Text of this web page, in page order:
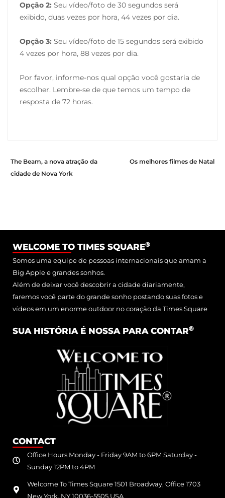
Opção 2: Seu vídeo/foto de 30 segundos será
exibido, duas vezes por hora, 44 vezes por dia.
Opção 3: Seu vídeo/foto de 15 segundos será exibido
4 vezes por hora, 88 vezes por dia.
Por favor, informe-nos qual opção você gostaria de
escolher. Lembre-se de que temos um tempo de
resposta de 72 horas.
The Beam, a nova atração da
cidade de Nova York
Os melhores filmes de Natal
WELCOME TO TIMES SQUARE®
Somos uma equipe de pessoas internacionais que amam a
Big Apple e grandes sonhos.
Além de deixar você descobrir a cidade diariamente,
faremos você parte do grande sonho postando suas fotos e
vídeos em um enorme outdoor no coração da Times Square
SUA HISTÓRIA É NOSSA PARA CONTAR®
CONTACT
Office Hours Monday - Friday 9AM to 6PM Saturday -
Sunday 12PM to 4PM
Welcome To Times Square 1501 Broadway, Office 1703
New York, NY 10036-5505 USA